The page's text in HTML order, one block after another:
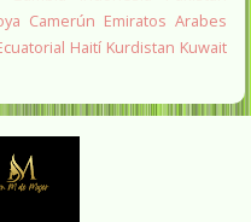
Camerún Emiratos Arabes
Haití Kurdistan Kuwait